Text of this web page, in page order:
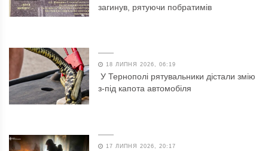
загинув, рятуючи побратимів
18 ЛИПНЯ 2026, 06:19
У Тернополі рятувальники дістали змію
з-під капота автомобіля
17 ЛИПНЯ 2026, 20:17